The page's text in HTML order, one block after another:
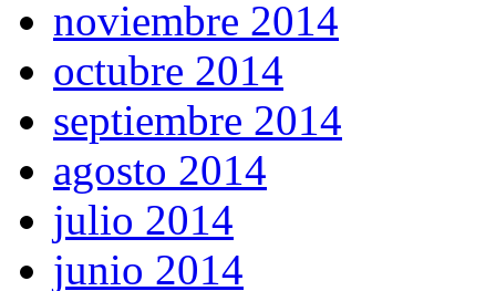
noviembre 2014
octubre 2014
septiembre 2014
agosto 2014
julio 2014
junio 2014